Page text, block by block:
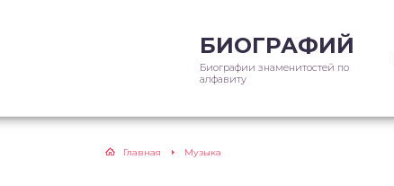
БИОГРАФИЙ
Биографии знаменитостей по
алфавиту
Главная Музыка